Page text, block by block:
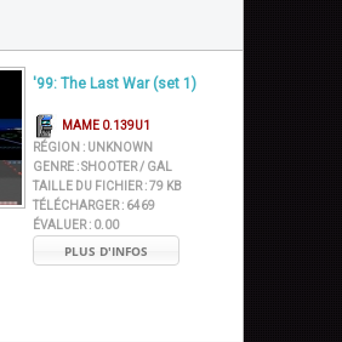
'99: The Last War (set 1)
MAME 0.139U1
RÉGION : UNKNOWN
GENRE :SHOOTER / GAL
TAILLE DU FICHIER :79 KB
TÉLÉCHARGER : 6469
ÉVALUER : 0.00
PLUS D'INFOS